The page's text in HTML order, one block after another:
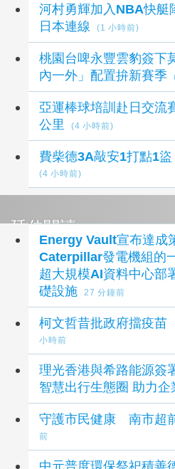
河村勇輝加入NBA快
日本連線
(1 小時前)
桃園台啤永豐雲豹簽下
內一外」配置拚新賽季
亞運棒球培訓赴日交
公里
(4 小時前)
費柴德3A敲安1打點1
(4 小時前)
延伸閱讀
Energy Vault宣布達成
Caterpillar發電機組的
超大規模AI資料中心部
礎設施
27 分鐘前
柯文哲昔批政府擋疫
小時前
理光香港與希路能源簽署合作
智慧出行生
守護市民健康 南市超
前
中元普度環保祭祀積